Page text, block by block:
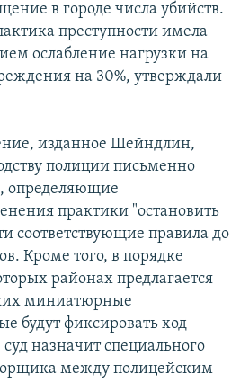
в городе числа убийств.
преступности имела
ослабление нагрузки на
на 30%, утверждали
изданное Шейндлин,
полиции письменно
определяющие
практики "остановить
соответствующие правила до
Кроме того, в порядке
районах предлагается
миниатюрные
будут фиксировать ход
назначит специального
между полицейским